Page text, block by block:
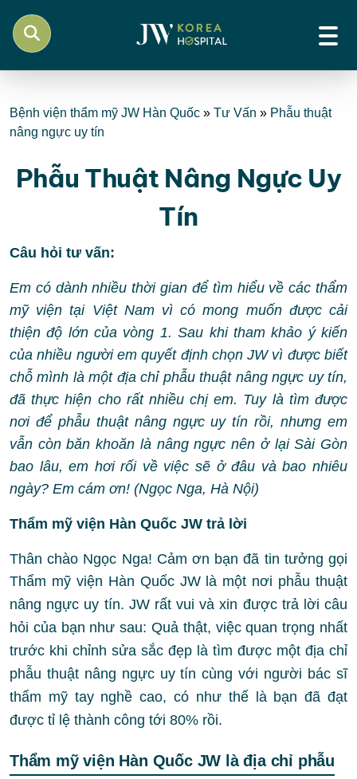
Bệnh viện thẩm mỹ JW Hàn Quốc » Tư Vấn » Phẫu thuật
nâng ngực uy tín
Phẫu Thuật Nâng Ngực Uy
Tín
Câu hỏi tư vấn:
Em có dành nhiều thời gian để tìm hiểu về các thẩm
mỹ viện tại Việt Nam vì có mong muốn được cải
thiện độ lớn của vòng 1. Sau khi tham khảo ý kiến
của nhiều người em quyết định chọn JW vì được biết
chỗ mình là một địa chỉ phẫu thuật nâng ngực uy tín,
đã thực hiện cho rất nhiều chị em. Tuy là tìm được
nơi để phẫu thuật nâng ngực uy tín rồi, nhưng em
vẫn còn băn khoăn là nâng ngực nên ở lại Sài Gòn
bao lâu, em hơi rối về việc sẽ ở đâu và bao nhiêu
ngày? Em cám ơn! (Ngọc Nga, Hà Nội)
Thẩm mỹ viện Hàn Quốc JW trả lời
Thân chào Ngọc Nga! Cảm ơn bạn đã tin tưởng gọi
Thẩm mỹ viện Hàn Quốc JW là một nơi phẫu thuật
nâng ngực uy tín. JW rất vui và xin được trả lời câu
hỏi của bạn như sau: Quả thật, việc quan trọng nhất
trước khi chỉnh sửa sắc đẹp là tìm được một địa chỉ
phẫu thuật nâng ngực uy tín cùng với người bác sĩ
thẩm mỹ tay nghề cao, có như thế là bạn đã đạt
được tỉ lệ thành công tới 80% rồi.
Thẩm mỹ viện Hàn Quốc JW là địa chỉ phẫu